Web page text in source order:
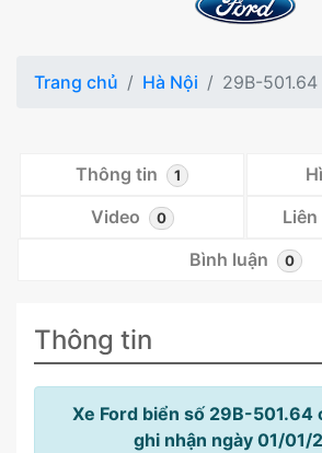
Trang chủ Hà Nội 29B-501.64
Thông tin 1
Video 0
Bình luận 0
Thông tin
Xe Ford biển số 29B-501.64
ghi nhận ngày 01/01/